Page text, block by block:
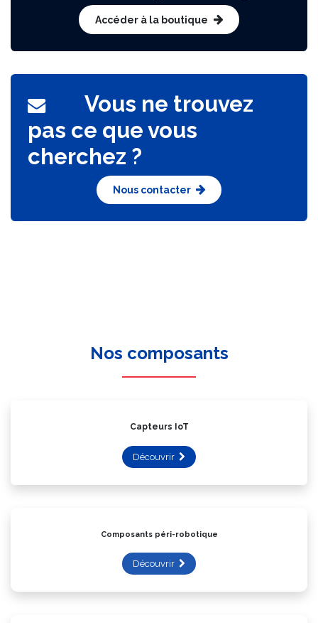
Accéder à la boutique
Vous ne trouvez
pas ce que vous
cherchez ?
Nous contacter
Nos composants
Capteurs IoT
Découvrir
Composants péri-robotique
Découvrir